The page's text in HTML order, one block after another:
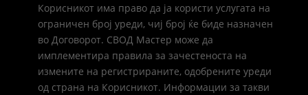
Корисникот има право да ја користи услугата на
ограничен број уреди, чиј број ќе биде назначен
во Договорот. СВОД Мастер може да
имплементира правила за зачестеноста на
измените на регистрираните, одобрените уреди
од страна на Корисникот. Информации за такви